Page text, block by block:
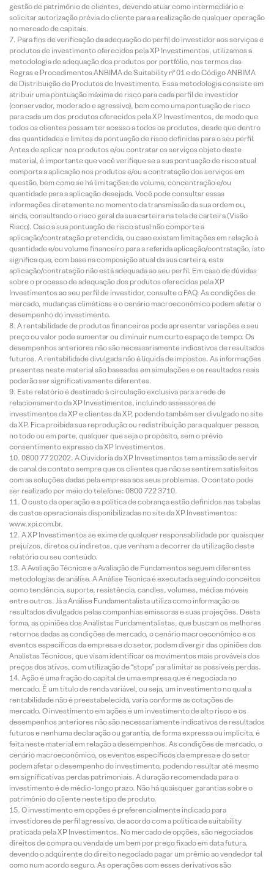
gestão de patrimônio de clientes, devendo atuar como intermediário e
solicitar autorização prévia do cliente para a realização de qualquer operação
no mercado de capitais.
Para fins de verificação da adequação do perfil do investidor aos serviços e
produtos de investimento oferecidos pela XP Investimentos, utilizamos a
metodologia de adequação dos produtos por portfólio, nos termos das
Regras e Procedimentos ANBIMA de Suitability nº 01 e do Código ANBIMA
de Distribuição de Produtos de Investimento. Essa metodologia consiste em
atribuir uma pontuação máxima de risco para cada perfil de investidor
(conservador, moderado e agressivo), bem como uma pontuação de risco
para cada um dos produtos oferecidos pela XP Investimentos, de modo que
todos os clientes possam ter acesso a todos os produtos, desde que dentro
das quantidades e limites da pontuação de risco definidas para o seu perfil.
Antes de aplicar nos produtos e/ou contratar os serviços objeto deste
material, é importante que você verifique se a sua pontuação de risco atual
comporta a aplicação nos produtos e/ou a contratação dos serviços em
questão, bem como se há limitações de volume, concentração e/ou
quantidade para a aplicação desejada. Você pode consultar essas
informações diretamente no momento da transmissão da sua ordem ou,
ainda, consultando o risco geral da sua carteira na tela de carteira (Visão
Risco). Caso a sua pontuação de risco atual não comporte a
aplicação/contratação pretendida, ou caso existam limitações em relação à
quantidade e/ou volume financeiro para a referida aplicação/contratação, isto
significa que, com base na composição atual da sua carteira, esta
aplicação/contratação não está adequada ao seu perfil. Em caso de dúvidas
sobre o processo de adequação dos produtos oferecidos pela XP
Investimentos ao seu perfil de investidor, consulte o FAQ. As condições de
mercado, mudanças climáticas e o cenário macroeconômico podem afetar o
desempenho do investimento.
A rentabilidade de produtos financeiros pode apresentar variações e seu
preço ou valor pode aumentar ou diminuir num curto espaço de tempo. Os
desempenhos anteriores não são necessariamente indicativos de resultados
futuros. A rentabilidade divulgada não é líquida de impostos. As informações
presentes neste material são baseadas em simulações e os resultados reais
poderão ser significativamente diferentes.
Este relatório é destinado à circulação exclusiva para a rede de
relacionamento da XP Investimentos, incluindo assessores de
investimentos da XP e clientes da XP, podendo também ser divulgado no site
da XP. Fica proibida sua reprodução ou redistribuição para qualquer pessoa,
no todo ou em parte, qualquer que seja o propósito, sem o prévio
consentimento expresso da XP Investimentos.
0800 77 20202. A Ouvidoria da XP Investimentos tem a missão de servir
de canal de contato sempre que os clientes que não se sentirem satisfeitos
com as soluções dadas pela empresa aos seus problemas. O contato pode
ser realizado por meio do telefone: 0800 722 3710.
O custo da operação e a política de cobrança estão definidos nas tabelas
de custos operacionais disponibilizadas no site da XP Investimentos:
www.xpi.com.br.
A XP Investimentos se exime de qualquer responsabilidade por quaisquer
prejuízos, diretos ou indiretos, que venham a decorrer da utilização deste
relatório ou seu conteúdo.
A Avaliação Técnica e a Avaliação de Fundamentos seguem diferentes
metodologias de análise. A Análise Técnica é executada seguindo conceitos
como tendência, suporte, resistência, candles, volumes, médias móveis
entre outros. Já a Análise Fundamentalista utiliza como informação os
resultados divulgados pelas companhias emissoras e suas projeções. Desta
forma, as opiniões dos Analistas Fundamentalistas, que buscam os melhores
retornos dadas as condições de mercado, o cenário macroeconômico e os
eventos específicos da empresa e do setor, podem divergir das opiniões dos
Analistas Técnicos, que visam identificar os movimentos mais prováveis dos
preços dos ativos, com utilização de “stops” para limitar as possíveis perdas.
Ação é uma fração do capital de uma empresa que é negociada no
mercado. É um título de renda variável, ou seja, um investimento no qual a
rentabilidade não é preestabelecida, varia conforme as cotações de
mercado. O investimento em ações é um investimento de alto risco e os
desempenhos anteriores não são necessariamente indicativos de resultados
futuros e nenhuma declaração ou garantia, de forma expressa ou implícita, é
feita neste material em relação a desempenhos. As condições de mercado, o
cenário macroeconômico, os eventos específicos da empresa e do setor
podem afetar o desempenho do investimento, podendo resultar até mesmo
em significativas perdas patrimoniais. A duração recomendada para o
investimento é de médio-longo prazo. Não há quaisquer garantias sobre o
patrimônio do cliente neste tipo de produto.
O investimento em opções é preferencialmente indicado para
investidores de perfil agressivo, de acordo com a política de suitability
praticada pela XP Investimentos. No mercado de opções, são negociados
direitos de compra ou venda de um bem por preço fixado em data futura,
devendo o adquirente do direito negociado pagar um prêmio ao vendedor tal
como num acordo seguro. As operações com esses derivativos são